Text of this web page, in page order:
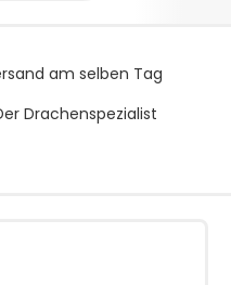
am selben Tag
Drachenspezialist